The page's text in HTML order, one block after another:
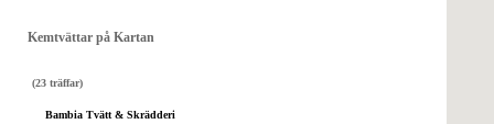
Kemtvättar på Kartan
(23 träffar)
Bambia Tvätt & Skrädderi